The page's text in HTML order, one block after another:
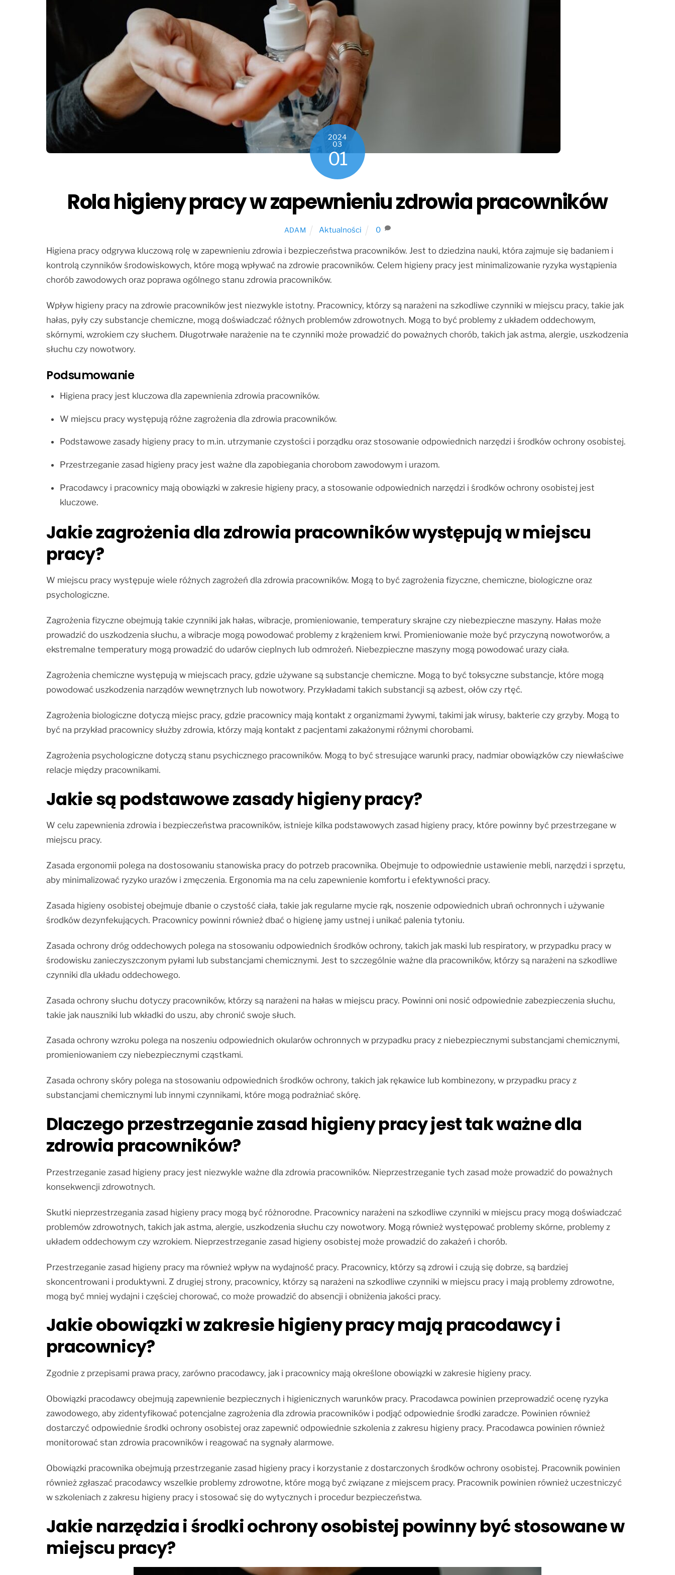
2024
03
01
Rola higieny pracy w zapewnieniu zdrowia pracowników
ADAM Aktualności 0
Higiena pracy odgrywa kluczową rolę w zapewnieniu zdrowia i bezpieczeństwa pracowników. Jest to dziedzina nauki, która zajmuje się badaniem i
kontrolą czynników środowiskowych, które mogą wpływać na zdrowie pracowników. Celem higieny pracy jest minimalizowanie ryzyka wystąpienia
chorób zawodowych oraz poprawa ogólnego stanu zdrowia pracowników.
Wpływ higieny pracy na zdrowie pracowników jest niezwykle istotny. Pracownicy, którzy są narażeni na szkodliwe czynniki w miejscu pracy, takie jak
hałas, pyły czy substancje chemiczne, mogą doświadczać różnych problemów zdrowotnych. Mogą to być problemy z układem oddechowym,
skórnymi, wzrokiem czy słuchem. Długotrwałe narażenie na te czynniki może prowadzić do poważnych chorób, takich jak astma, alergie, uszkodzenia
słuchu czy nowotwory.
Podsumowanie
Higiena pracy jest kluczowa dla zapewnienia zdrowia pracowników.
W miejscu pracy występują różne zagrożenia dla zdrowia pracowników.
Podstawowe zasady higieny pracy to m.in. utrzymanie czystości i porządku oraz stosowanie odpowiednich narzędzi i środków ochrony osobistej.
Przestrzeganie zasad higieny pracy jest ważne dla zapobiegania chorobom zawodowym i urazom.
Pracodawcy i pracownicy mają obowiązki w zakresie higieny pracy, a stosowanie odpowiednich narzędzi i środków ochrony osobistej jest
kluczowe.
Jakie zagrożenia dla zdrowia pracowników występują w miejscu
pracy?
W miejscu pracy występuje wiele różnych zagrożeń dla zdrowia pracowników. Mogą to być zagrożenia fizyczne, chemiczne, biologiczne oraz
psychologiczne.
Zagrożenia fizyczne obejmują takie czynniki jak hałas, wibracje, promieniowanie, temperatury skrajne czy niebezpieczne maszyny. Hałas może
prowadzić do uszkodzenia słuchu, a wibracje mogą powodować problemy z krążeniem krwi. Promieniowanie może być przyczyną nowotworów, a
ekstremalne temperatury mogą prowadzić do udarów cieplnych lub odmrożeń. Niebezpieczne maszyny mogą powodować urazy ciała.
Zagrożenia chemiczne występują w miejscach pracy, gdzie używane są substancje chemiczne. Mogą to być toksyczne substancje, które mogą
powodować uszkodzenia narządów wewnętrznych lub nowotwory. Przykładami takich substancji są azbest, ołów czy rtęć.
Zagrożenia biologiczne dotyczą miejsc pracy, gdzie pracownicy mają kontakt z organizmami żywymi, takimi jak wirusy, bakterie czy grzyby. Mogą to
być na przykład pracownicy służby zdrowia, którzy mają kontakt z pacjentami zakażonymi różnymi chorobami.
Zagrożenia psychologiczne dotyczą stanu psychicznego pracowników. Mogą to być stresujące warunki pracy, nadmiar obowiązków czy niewłaściwe
relacje między pracownikami.
Jakie są podstawowe zasady higieny pracy?
W celu zapewnienia zdrowia i bezpieczeństwa pracowników, istnieje kilka podstawowych zasad higieny pracy, które powinny być przestrzegane w
miejscu pracy.
Zasada ergonomii polega na dostosowaniu stanowiska pracy do potrzeb pracownika. Obejmuje to odpowiednie ustawienie mebli, narzędzi i sprzętu,
aby minimalizować ryzyko urazów i zmęczenia. Ergonomia ma na celu zapewnienie komfortu i efektywności pracy.
Zasada higieny osobistej obejmuje dbanie o czystość ciała, takie jak regularne mycie rąk, noszenie odpowiednich ubrań ochronnych i używanie
środków dezynfekujących. Pracownicy powinni również dbać o higienę jamy ustnej i unikać palenia tytoniu.
Zasada ochrony dróg oddechowych polega na stosowaniu odpowiednich środków ochrony, takich jak maski lub respiratory, w przypadku pracy w
środowisku zanieczyszczonym pyłami lub substancjami chemicznymi. Jest to szczególnie ważne dla pracowników, którzy są narażeni na szkodliwe
czynniki dla układu oddechowego.
Zasada ochrony słuchu dotyczy pracowników, którzy są narażeni na hałas w miejscu pracy. Powinni oni nosić odpowiednie zabezpieczenia słuchu,
takie jak nauszniki lub wkładki do uszu, aby chronić swoje słuch.
Zasada ochrony wzroku polega na noszeniu odpowiednich okularów ochronnych w przypadku pracy z niebezpiecznymi substancjami chemicznymi,
promieniowaniem czy niebezpiecznymi cząstkami.
Zasada ochrony skóry polega na stosowaniu odpowiednich środków ochrony, takich jak rękawice lub kombinezony, w przypadku pracy z
substancjami chemicznymi lub innymi czynnikami, które mogą podrażniać skórę.
Dlaczego przestrzeganie zasad higieny pracy jest tak ważne dla
zdrowia pracowników?
Przestrzeganie zasad higieny pracy jest niezwykle ważne dla zdrowia pracowników. Nieprzestrzeganie tych zasad może prowadzić do poważnych
konsekwencji zdrowotnych.
Skutki nieprzestrzegania zasad higieny pracy mogą być różnorodne. Pracownicy narażeni na szkodliwe czynniki w miejscu pracy mogą doświadczać
problemów zdrowotnych, takich jak astma, alergie, uszkodzenia słuchu czy nowotwory. Mogą również występować problemy skórne, problemy z
układem oddechowym czy wzrokiem. Nieprzestrzeganie zasad higieny osobistej może prowadzić do zakażeń i chorób.
Przestrzeganie zasad higieny pracy ma również wpływ na wydajność pracy. Pracownicy, którzy są zdrowi i czują się dobrze, są bardziej
skoncentrowani i produktywni. Z drugiej strony, pracownicy, którzy są narażeni na szkodliwe czynniki w miejscu pracy i mają problemy zdrowotne,
mogą być mniej wydajni i częściej chorować, co może prowadzić do absencji i obniżenia jakości pracy.
Jakie obowiązki w zakresie higieny pracy mają pracodawcy i
pracownicy?
Zgodnie z przepisami prawa pracy, zarówno pracodawcy, jak i pracownicy mają określone obowiązki w zakresie higieny pracy.
Obowiązki pracodawcy obejmują zapewnienie bezpiecznych i higienicznych warunków pracy. Pracodawca powinien przeprowadzić ocenę ryzyka
zawodowego, aby zidentyfikować potencjalne zagrożenia dla zdrowia pracowników i podjąć odpowiednie środki zaradcze. Powinien również
dostarczyć odpowiednie środki ochrony osobistej oraz zapewnić odpowiednie szkolenia z zakresu higieny pracy. Pracodawca powinien również
monitorować stan zdrowia pracowników i reagować na sygnały alarmowe.
Obowiązki pracownika obejmują przestrzeganie zasad higieny pracy i korzystanie z dostarczonych środków ochrony osobistej. Pracownik powinien
również zgłaszać pracodawcy wszelkie problemy zdrowotne, które mogą być związane z miejscem pracy. Pracownik powinien również uczestniczyć
w szkoleniach z zakresu higieny pracy i stosować się do wytycznych i procedur bezpieczeństwa.
Jakie narzędzia i środki ochrony osobistej powinny być stosowane w
miejscu pracy?